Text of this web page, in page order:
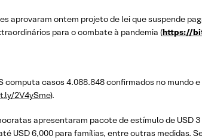
aprovaram ontem projeto de lei que suspende
para o combate à pandemia (https://
computa casos 4.088.848 confirmados no mundo
2V4ySme).
apresentaram pacote de estímulo de USD
USD 6,000 para famílias, entre outras medidas.